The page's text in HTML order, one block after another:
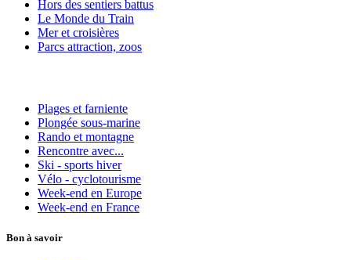
Hors des sentiers battus
Le Monde du Train
Mer et croisières
Parcs attraction, zoos
Plages et farniente
Plongée sous-marine
Rando et montagne
Rencontre avec...
Ski - sports hiver
Vélo - cyclotourisme
Week-end en Europe
Week-end en France
Bon à savoir